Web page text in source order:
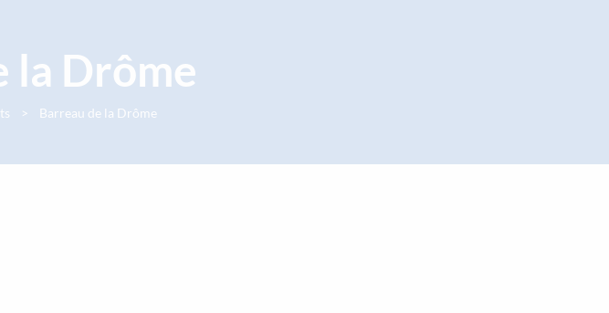
la Drôme
Barreau de la Drôme